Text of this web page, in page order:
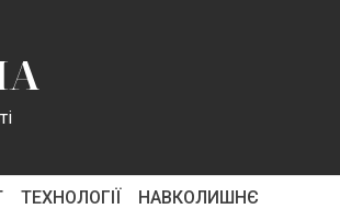
ТЕХНОЛОГІЇ
НАВКОЛИШНЄ